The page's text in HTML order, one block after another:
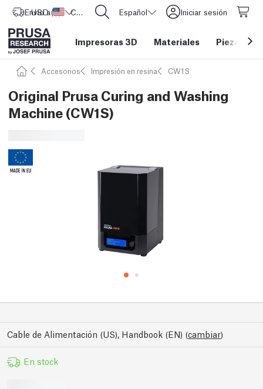
Envío a Estados Unidos
USD ($) CORE One L: ¡Ya disponible! Español Iniciar sesión
Impresoras 3D Materiales Piezas y
Accesorios Impresión en resina CW1S
Original Prusa Curing and Washing
Machine (CW1S)
Cable de Alimentación (US), Handbook (EN) (cambiar)
En stock